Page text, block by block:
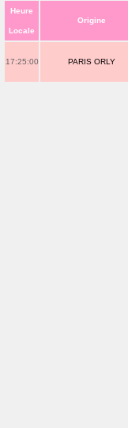
Heure
Locale
Origine
17:25:00 PARIS ORLY